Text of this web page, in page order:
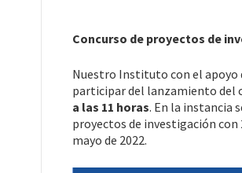
Concurso de proyectos de
Nuestro Instituto con el apoyo
participar del lanzamiento del
a las 11 horas. En la instancia
proyectos de investigación con
mayo de 2022.